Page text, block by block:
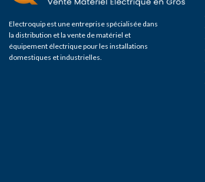
Electroquip est une entreprise spécialisée dans
la distribution et la vente de matériel et
équipement électrique pour les installations
domestiques et industrielles.